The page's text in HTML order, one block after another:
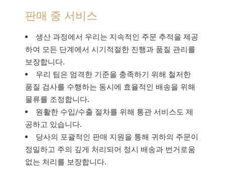
판매 중 서비스
생산 과정에서 우리는 지속적인 주문 추적을 제공
하여 모든 단계에서 시기적절한 진행과 품질 관리를
보장합니다.
우리 팀은 엄격한 기준을 충족하기 위해 철저한
품질 검사를 수행하는 동시에 효율적인 배송을 위해
물류를 조정합니다.
원활한 수입/수출 절차를 위해 통관 서비스도 제
공하고 있습니다.
당사의 포괄적인 판매 지원을 통해 귀하의 주문이
정밀하고 주의 깊게 처리되어 정시 배송과 번거로움
없는 처리를 보장합니다.